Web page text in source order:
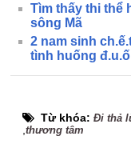
Tìm thấy thi thể
sông Mã
2 nam sinh
tình huống
Từ khóa:Đi thả
,thương tâm